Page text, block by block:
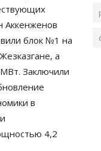
Аккенженов
блок №1 на
а
Заключили
в
4,2